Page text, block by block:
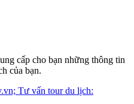
cấp cho bạn những thông tin
của bạn.
Tư vấn tour du lịch: